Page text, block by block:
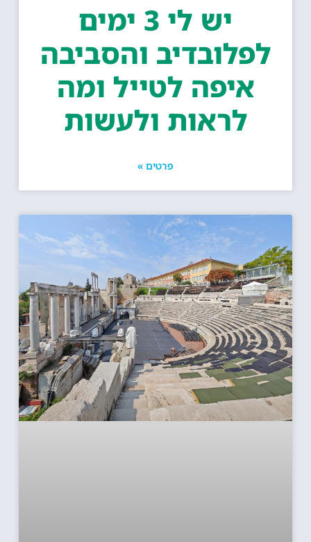
יש לי 3 ימים
והסביבה
איפה לטייל ומה
לראות ולעשות